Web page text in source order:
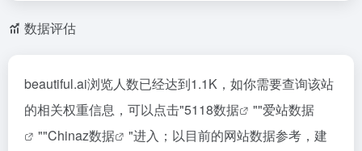
数据评估
beautiful.ai浏览人数已经达到1.1K，如你需要查询该站
的相关权重信息，可以点击"5118数据 ""爱站数据
""Chinaz数据
"进入；以目前的网站数据参考，建